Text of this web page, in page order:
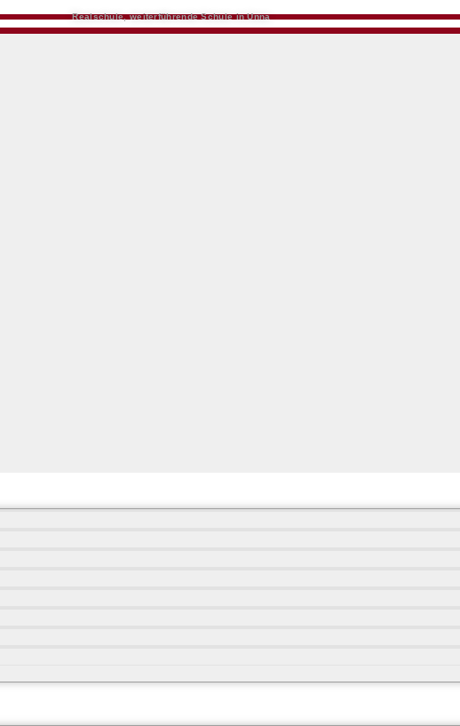
Realschule, weiterführende Schule in Unna